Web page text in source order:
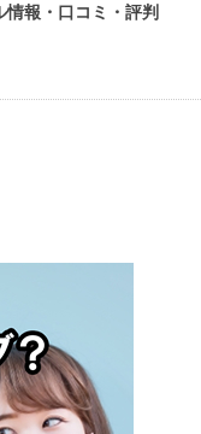
情報・口コミ・評判